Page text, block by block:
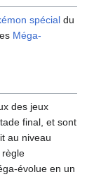
spécial du
Méga-
des jeux
final, et sont
au niveau
règle
évolue en un